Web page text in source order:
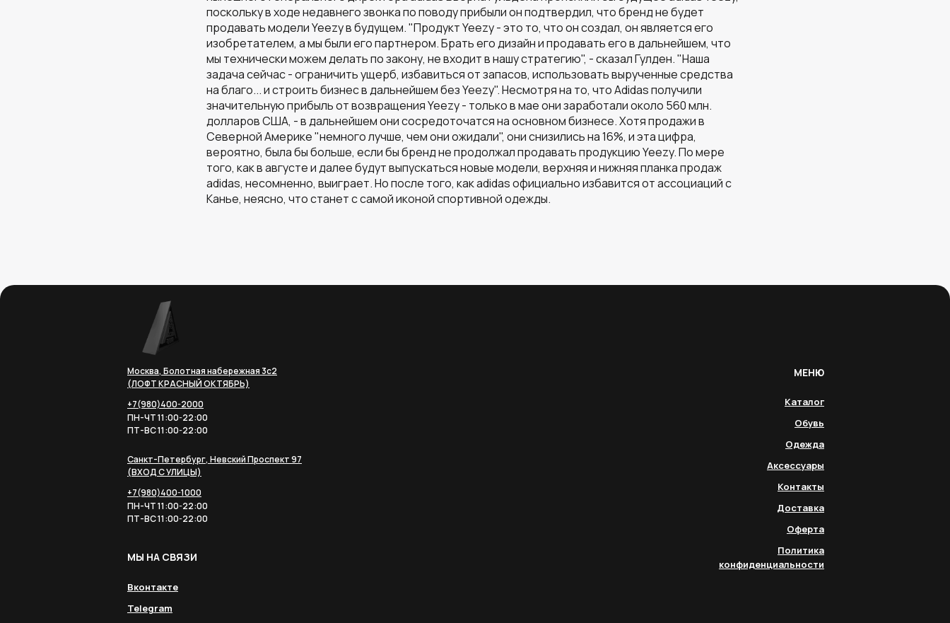
поскольку в ходе недавнего звонка по поводу прибыли он подтвердил, что бренд не будет
продавать модели Yeezy в будущем. "Продукт Yeezy - это то, что он создал, он является его
изобретателем, а мы были его партнером. Брать его дизайн и продавать его в дальнейшем, что
мы технически можем делать по закону, не входит в нашу стратегию", - сказал Гулден. "Наша
задача сейчас - ограничить ущерб, избавиться от запасов, использовать вырученные средства
на благо... и строить бизнес в дальнейшем без Yeezy". Несмотря на то, что Adidas получили
значительную прибыль от возвращения Yeezy - только в мае они заработали около 560 млн.
долларов США, - в дальнейшем они сосредоточатся на основном бизнесе. Хотя продажи в
Северной Америке "немного лучше, чем они ожидали", они снизились на 16%, и эта цифра,
вероятно, была бы больше, если бы бренд не продолжал продавать продукцию Yeezy. По мере
того, как в августе и далее будут выпускаться новые модели, верхняя и нижняя планка продаж
adidas, несомненно, выиграет. Но после того, как adidas официально избавится от ассоциаций с
Канье, неясно, что станет с самой иконой спортивной одежды.
Санкт-Петербург, Невский Проспект 97
(ВХОД С УЛИЦЫ)
+7(980)400-1000
ПН-ЧТ 11:00-22:00
ПТ-ВС 11:00-22:00
Москва, Болотная набережная 3с2
(ЛОФТ КРАСНЫЙ ОКТЯБРЬ)
+7(980)400-2000
ПН-ЧТ 11:00-22:00
ПТ-ВС 11:00-22:00
МЕНЮ
Каталог
Обувь
Одежда
Аксессуары
Контакты
Доставка
Оферта
Политика
конфиденциальности
МЫ НА СВЯЗИ
Вконтакте
Telegram